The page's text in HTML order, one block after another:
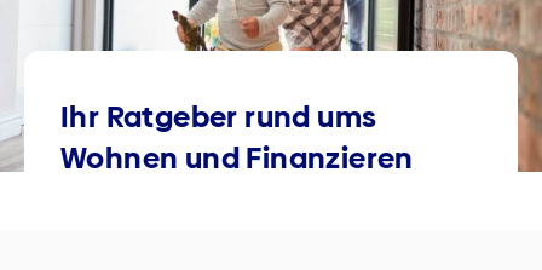
Ihr Ratgeber rund ums
Wohnen und Finanzieren